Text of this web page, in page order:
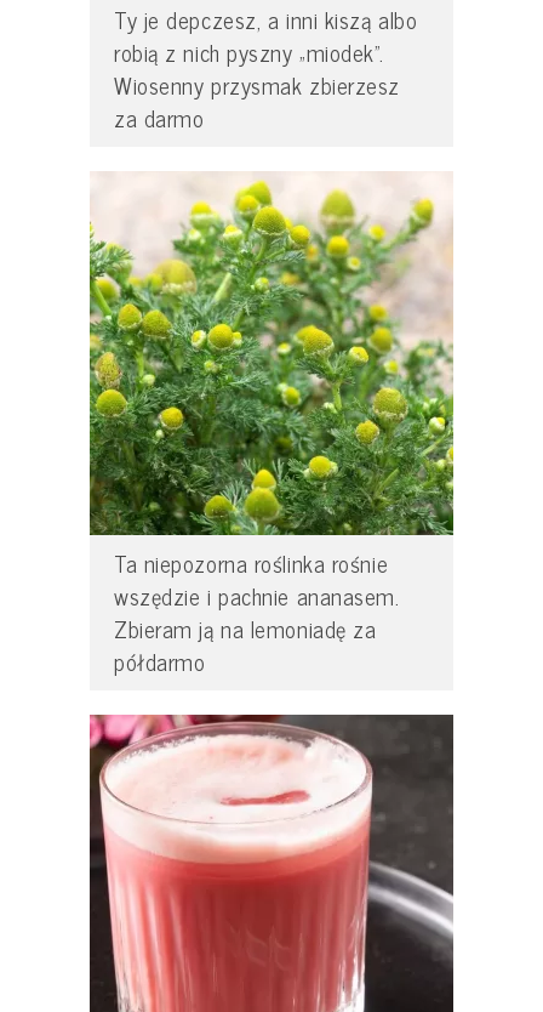
Ty je depczesz, a inni kiszą albo
robią z nich pyszny „miodek”.
Wiosenny przysmak zbierzesz
za darmo
Ta niepozorna roślinka rośnie
wszędzie i pachnie ananasem.
Zbieram ją na lemoniadę za
półdarmo